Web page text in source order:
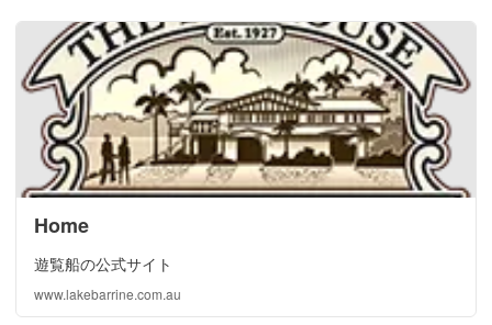
Home
遊覧船の公式サイト
www.lakebarrine.com.au